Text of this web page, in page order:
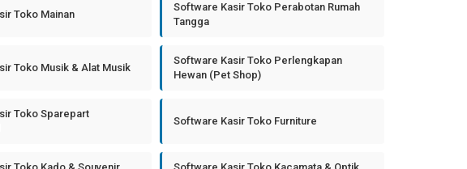
Toko Mainan
Software Kasir Toko Perabotan Rumah
Tangga
Toko Musik & Alat Musik
Software Kasir Toko Perlengkapan
Hewan (Pet Shop)
Toko Sparepart
Software Kasir Toko Furniture